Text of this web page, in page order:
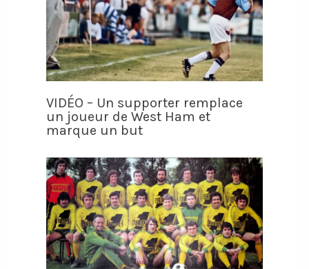
VIDÉO – Un supporter remplace
un joueur de West Ham et
marque un but